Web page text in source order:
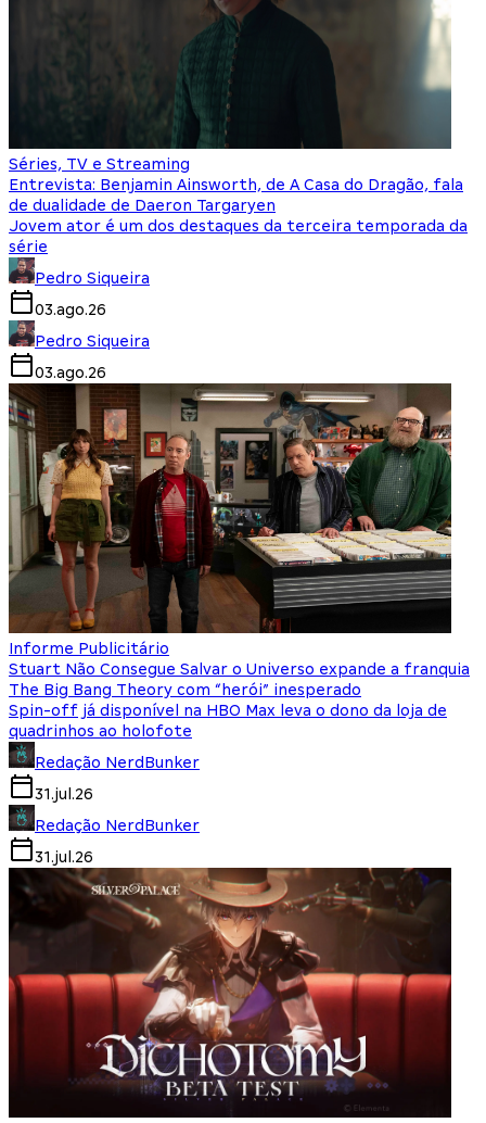
Séries, TV e Streaming
Entrevista: Benjamin Ainsworth, de A Casa do Dragão, fala
de dualidade de Daeron Targaryen
Jovem ator é um dos destaques da terceira temporada da
série
Pedro Siqueira
03.ago.26
Pedro Siqueira
03.ago.26
Informe Publicitário
Stuart Não Consegue Salvar o Universo expande a franquia
The Big Bang Theory com “herói” inesperado
Spin-off já disponível na HBO Max leva o dono da loja de
quadrinhos ao holofote
Redação NerdBunker
31.jul.26
Redação NerdBunker
31.jul.26